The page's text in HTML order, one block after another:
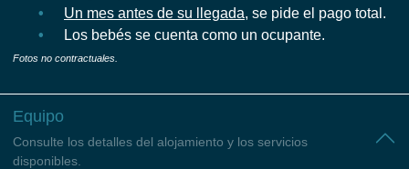
Un mes antes de su llegada, se pide el pago total.
Los bebés se cuenta como un ocupante.
Fotos no contractuales.
Equipo
Consulte los detalles del alojamiento y los servicios
disponibles.